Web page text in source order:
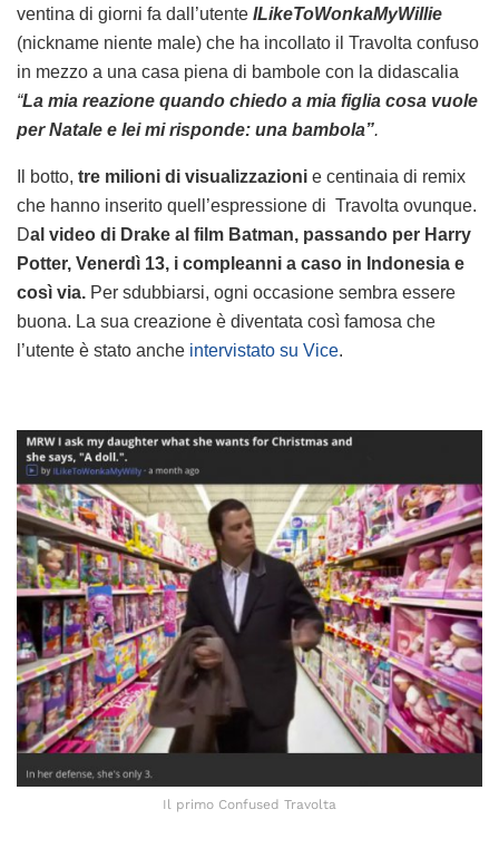
ventina di giorni fa dall’utente ILikeToWonkaMyWillie
(nickname niente male) che ha incollato il Travolta confuso
in mezzo a una casa piena di bambole con la didascalia
“La mia reazione quando chiedo a mia figlia cosa vuole
per Natale e lei mi risponde: una bambola”.
Il botto, tre milioni di visualizzazioni e centinaia di remix
che hanno inserito quell’espressione di Travolta ovunque.
Dal video di Drake al film Batman, passando per Harry
Potter, Venerdì 13, i compleanni a caso in Indonesia e
così via. Per sdubbiarsi, ogni occasione sembra essere
buona. La sua creazione è diventata così famosa che
l’utente è stato anche intervistato su Vice.
Il primo Confused Travolta